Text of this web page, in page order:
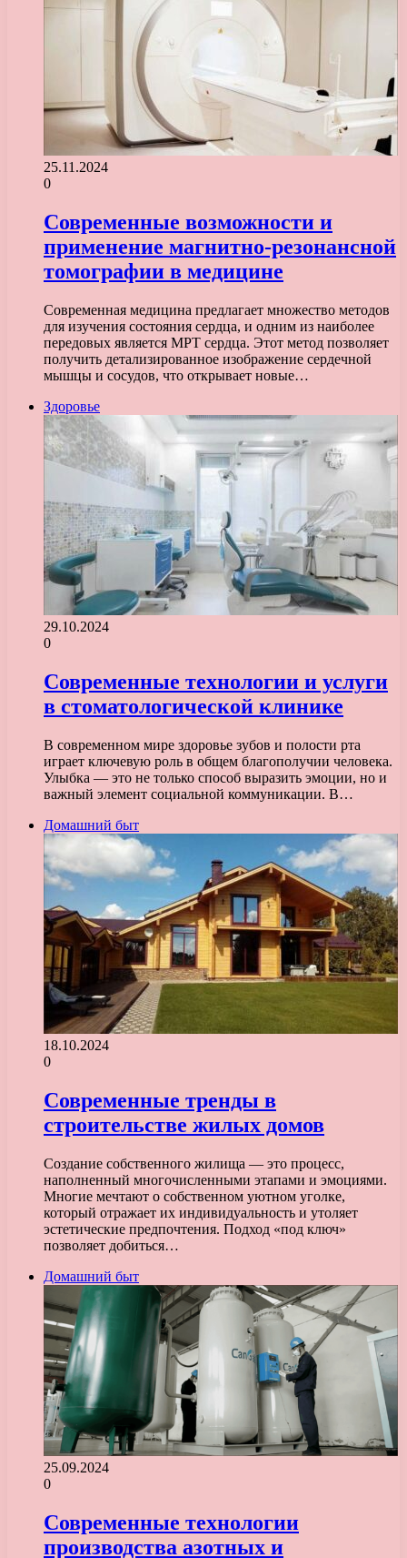
25.11.2024
0
Современные возможности и
применение магнитно-резонансной
томографии в медицине
Современная медицина предлагает множество методов
для изучения состояния сердца, и одним из наиболее
передовых является МРТ сердца. Этот метод позволяет
получить детализированное изображение сердечной
мышцы и сосудов, что открывает новые…
Здоровье
29.10.2024
0
Современные технологии и услуги
в стоматологической клинике
В современном мире здоровье зубов и полости рта
играет ключевую роль в общем благополучии человека.
Улыбка — это не только способ выразить эмоции, но и
важный элемент социальной коммуникации. В…
Домашний быт
18.10.2024
0
Современные тренды в
строительстве жилых домов
Создание собственного жилища — это процесс,
наполненный многочисленными этапами и эмоциями.
Многие мечтают о собственном уютном уголке,
который отражает их индивидуальность и утоляет
эстетические предпочтения. Подход «под ключ»
позволяет добиться…
Домашний быт
25.09.2024
0
Современные технологии
производства азотных и